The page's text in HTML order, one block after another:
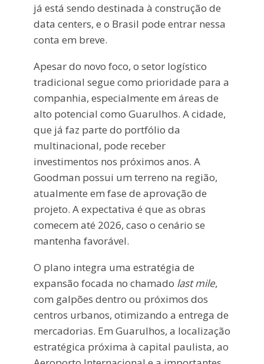
já está sendo destinada à construção de
data centers, e o Brasil pode entrar nessa
conta em breve.
Apesar do novo foco, o setor logístico
tradicional segue como prioridade para a
companhia, especialmente em áreas de
alto potencial como Guarulhos. A cidade,
que já faz parte do portfólio da
multinacional, pode receber
investimentos nos próximos anos. A
Goodman possui um terreno na região,
atualmente em fase de aprovação de
projeto. A expectativa é que as obras
comecem até 2026, caso o cenário se
mantenha favorável.
O plano integra uma estratégia de
expansão focada no chamado last mile,
com galpões dentro ou próximos dos
centros urbanos, otimizando a entrega de
mercadorias. Em Guarulhos, a localização
estratégica próxima à capital paulista, ao